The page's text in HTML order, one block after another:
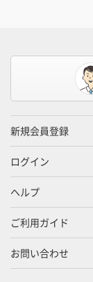
新規会員登録
ログイン
ヘルプ
ご利用ガイド
お問い合わせ